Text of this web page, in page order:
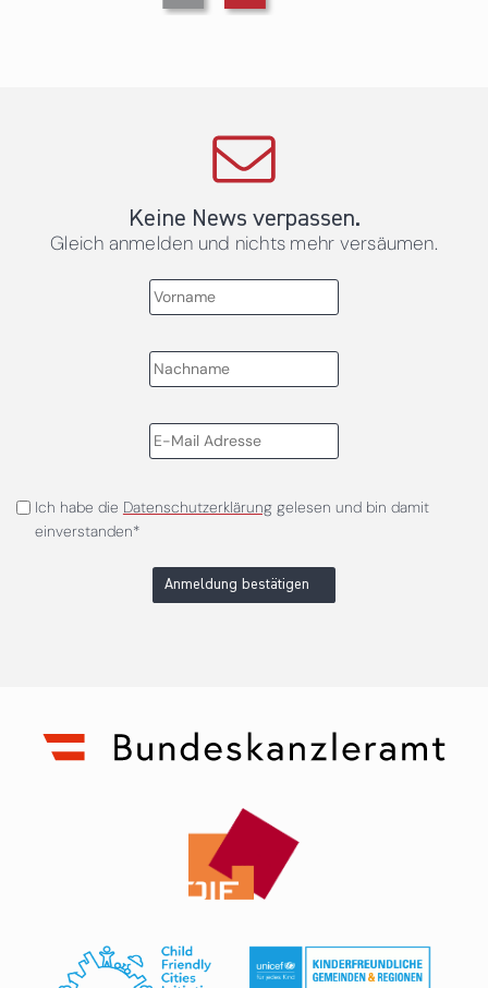
Keine News verpassen.
Gleich anmelden und nichts mehr versäumen.
Ich habe die Datenschutzerklärunggelesen und bin damit
einverstanden*
Anmeldung bestätigen